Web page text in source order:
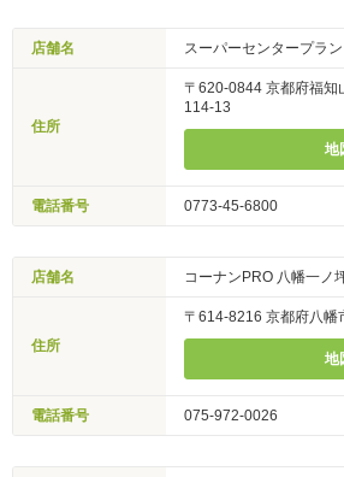
店舗名 スーパーセンタープラ
住所
〒620-0844 京都府福知
114-13
地
電話番号 0773-45-6800
店舗名 コーナンPRO 八幡一ノ
住所
〒614-8216 京都府八幡
地
電話番号 075-972-0026